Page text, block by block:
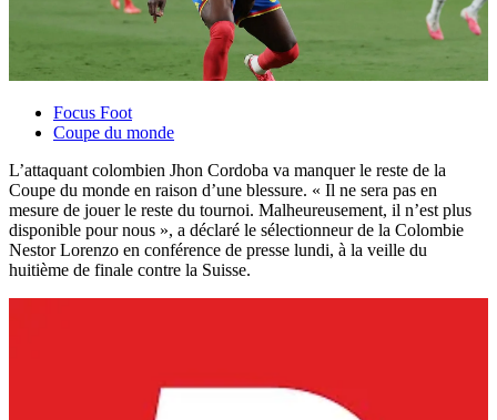
Focus Foot
Coupe du monde
L’attaquant colombien Jhon Cordoba va manquer le reste de la
Coupe du monde en raison d’une blessure. « Il ne sera pas en
mesure de jouer le reste du tournoi. Malheureusement, il n’est plus
disponible pour nous », a déclaré le sélectionneur de la Colombie
Nestor Lorenzo en conférence de presse lundi, à la veille du
huitième de finale contre la Suisse.